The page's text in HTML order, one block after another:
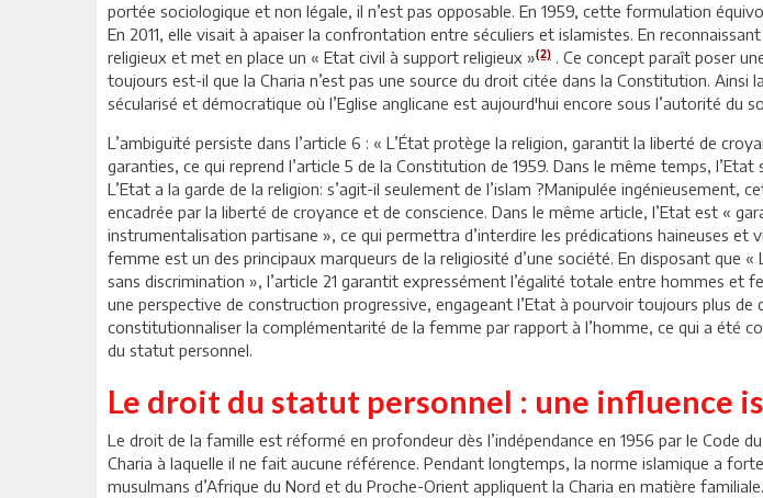
portée sociologique et non légale, il n’est pas opposable. En 1959, cette formulation
En 2011, elle visait à apaiser la confrontation entre séculiers et islamistes. En
religieux et met en place un « Etat civil à support religieux »(2) . Ce concept paraît poser
toujours est-il que la Charia n’est pas une source du droit citée dans la Constitution. Ainsi
sécularisé et démocratique où l’Eglise anglicane est aujourd'hui encore sous l’autorité du
L’ambiguïté persiste dans l’article 6 : « L’État protège la religion, garantit la liberté de
garanties, ce qui reprend l’article 5 de la Constitution de 1959. Dans le même temps,
L’Etat a la garde de la religion: s’agit-il seulement de l’islam ?Manipulée
encadrée par la liberté de croyance et de conscience. Dans le même article, l’Etat est «
instrumentalisation partisane », ce qui permettra d’interdire les prédications haineuses
femme est un des principaux marqueurs de la religiosité d’une société. En disposant
sans discrimination », l’article 21 garantit expressément l’égalité totale entre hommes et
une perspective de construction progressive, engageant l’Etat à pourvoir toujours plus
constitutionnaliser la complémentarité de la femme par rapport à l’homme, ce qui a été
du statut personnel.
Le droit du statut personnel : une influence
Le droit de la famille est réformé en profondeur dès l’indépendance en 1956 par le Code
Charia à laquelle il ne fait aucune référence. Pendant longtemps, la norme islamique a
musulmans d’Afrique du Nord et du Proche-Orient appliquent la Charia en matière